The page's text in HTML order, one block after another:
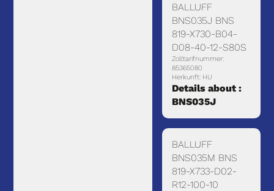
BALLUFF
BNS035J BNS
819-X730-B04-
D08-40-12-S80S
Zolltarifnummer:
85365080
Herkunft: HU
Details about :
BNS035J
BALLUFF
BNS035M BNS
819-X733-D02-
R12-100-10